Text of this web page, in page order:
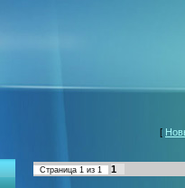
[
Страница 1 из 1 1